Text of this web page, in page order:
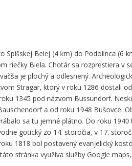
Spišskej Belej (4 km) do Podolínca (6
riečky Biela. Chotár sa rozprestiera v
je plochý a odlesnený.
Stragar, ktorý v roku 1286 dostali
1345 pod názvom Bussundorf.
a od roku 1948 Bušovce.
sa tu jemné plátno. Do roku
gotický zo 14. storočia, v 17.
1818 bol postavený evanjelický
stránka využíva služby Google